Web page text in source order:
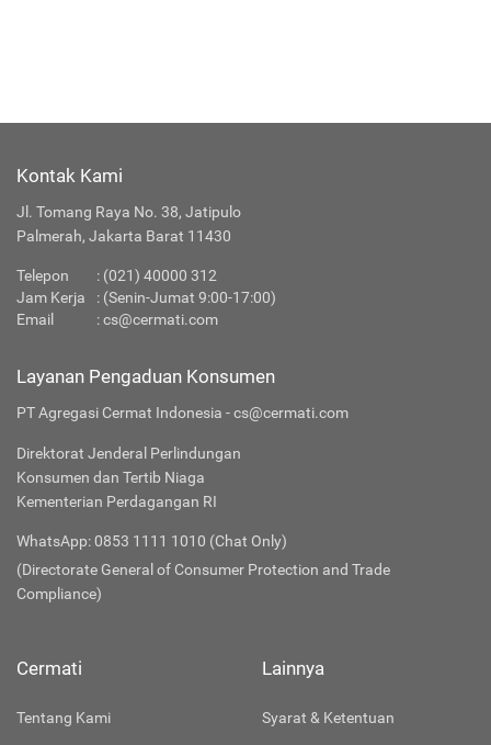
Kontak Kami
Jl. Tomang Raya No. 38, Jatipulo
Palmerah, Jakarta Barat 11430
Telepon : (021) 40000 312
Jam Kerja
: (Senin-Jumat 9:00-17:00)
Email
:cs@cermati.com
Layanan Pengaduan Konsumen
PT Agregasi Cermat Indonesia - cs@cermati.com
Direktorat Jenderal Perlindungan
Konsumen dan Tertib Niaga
Kementerian Perdagangan RI
WhatsApp: 0853 1111 1010 (Chat Only)
(Directorate General of Consumer Protection and Trade
Compliance)
Cermati
Tentang Kami
Lainnya
Syarat & Ketentuan